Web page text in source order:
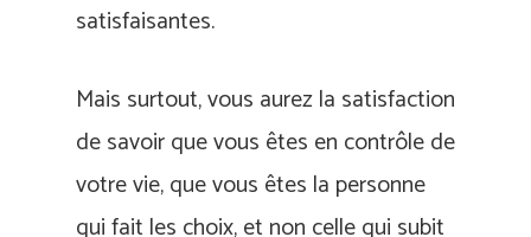
satisfaisantes.
Mais surtout, vous aurez la satisfaction
de savoir que vous êtes en contrôle de
votre vie, que vous êtes la personne
qui fait les choix, et non celle qui subit